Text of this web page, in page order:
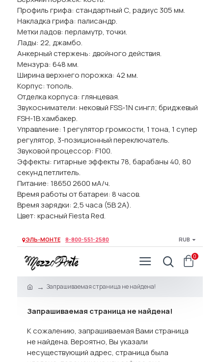
Профиль грифа: стандартный С, радиус 305 мм.
Накладка грифа: палисандр.
Метки ладов: перламутр, точки.
Лады: 22, джамбо.
Анкерный стержень: двойного действия.
Мензура: 648 мм.
Ширина верхнего порожка: 42 мм.
Корпус: тополь.
Отделка корпуса: глянцевая.
Звукосниматели: нековый FSS-1N сингл; бриджевый
FSH-1B хамбакер.
Управление: 1 регулятор громкости, 1 тона, 1 супер
регулятор, 3-позиционный переключатель.
Звуковой процессор: F100.
Эффекты: гитарные эффекты 78, барабаны 40, 80
секунд петлитель.
Питание: 18650 2600 мА/ч.
Время работы от батареи: 8 часов.
Время зарядки: 2,5 часа (5В 2А).
Цвет: красный Fiesta Red.